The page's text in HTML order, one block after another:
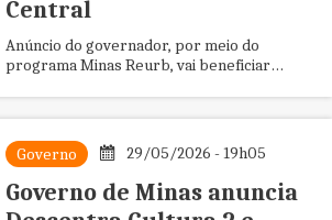
Central
Anúncio do governador, por meio do
programa Minas Reurb, vai beneficiar
Governo 29/05/2026 - 19h05
Governo de Minas anuncia